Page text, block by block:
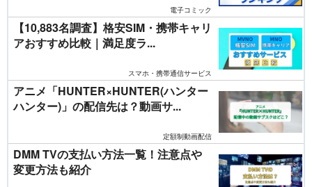
電子コミック
【10,883名調査】格安SIM・携帯キャリ
アおすすめ比較｜満足度ラ...
スマホ・携帯通信サービス
アニメ「HUNTER×HUNTER(ハンター
ハンター)」の配信先は？動画サ...
定額制動画配信
DMM TVの支払い方法一覧！注意点や
変更方法も紹介